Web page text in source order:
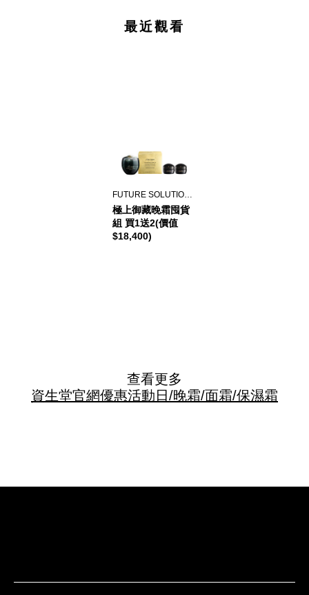
最近觀看
FUTURE SOLUTION LX
極上御藏晚霜囤貨
組 買1送2(價值
$18,400)
查看更多
資生堂官網優惠活動 日/晚霜/面霜/保濕霜